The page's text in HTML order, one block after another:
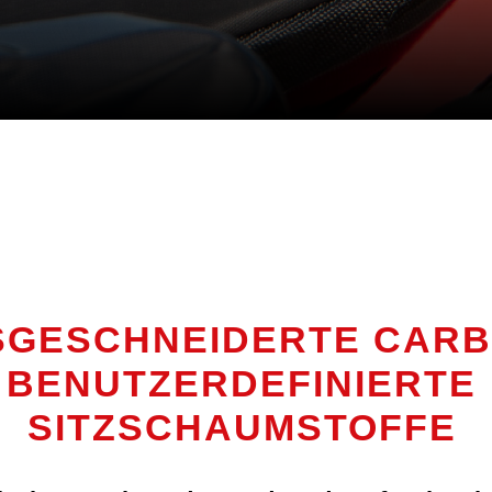
BENUTZERDEFINIERTE
SITZSCHAUMSTOFFE